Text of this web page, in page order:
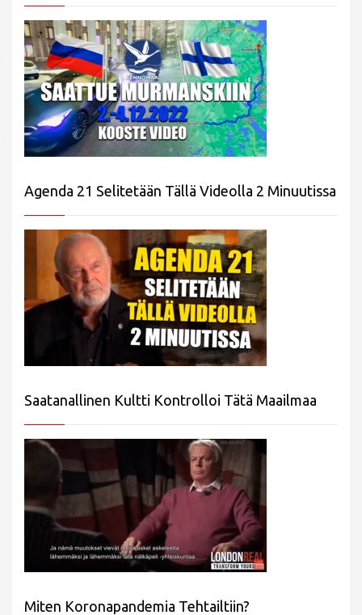
Agenda 21 Selitetään Tällä Videolla 2 Minuutissa
Saatanallinen Kultti Kontrolloi Tätä Maailmaa
Miten Koronapandemia Tehtailtiin?